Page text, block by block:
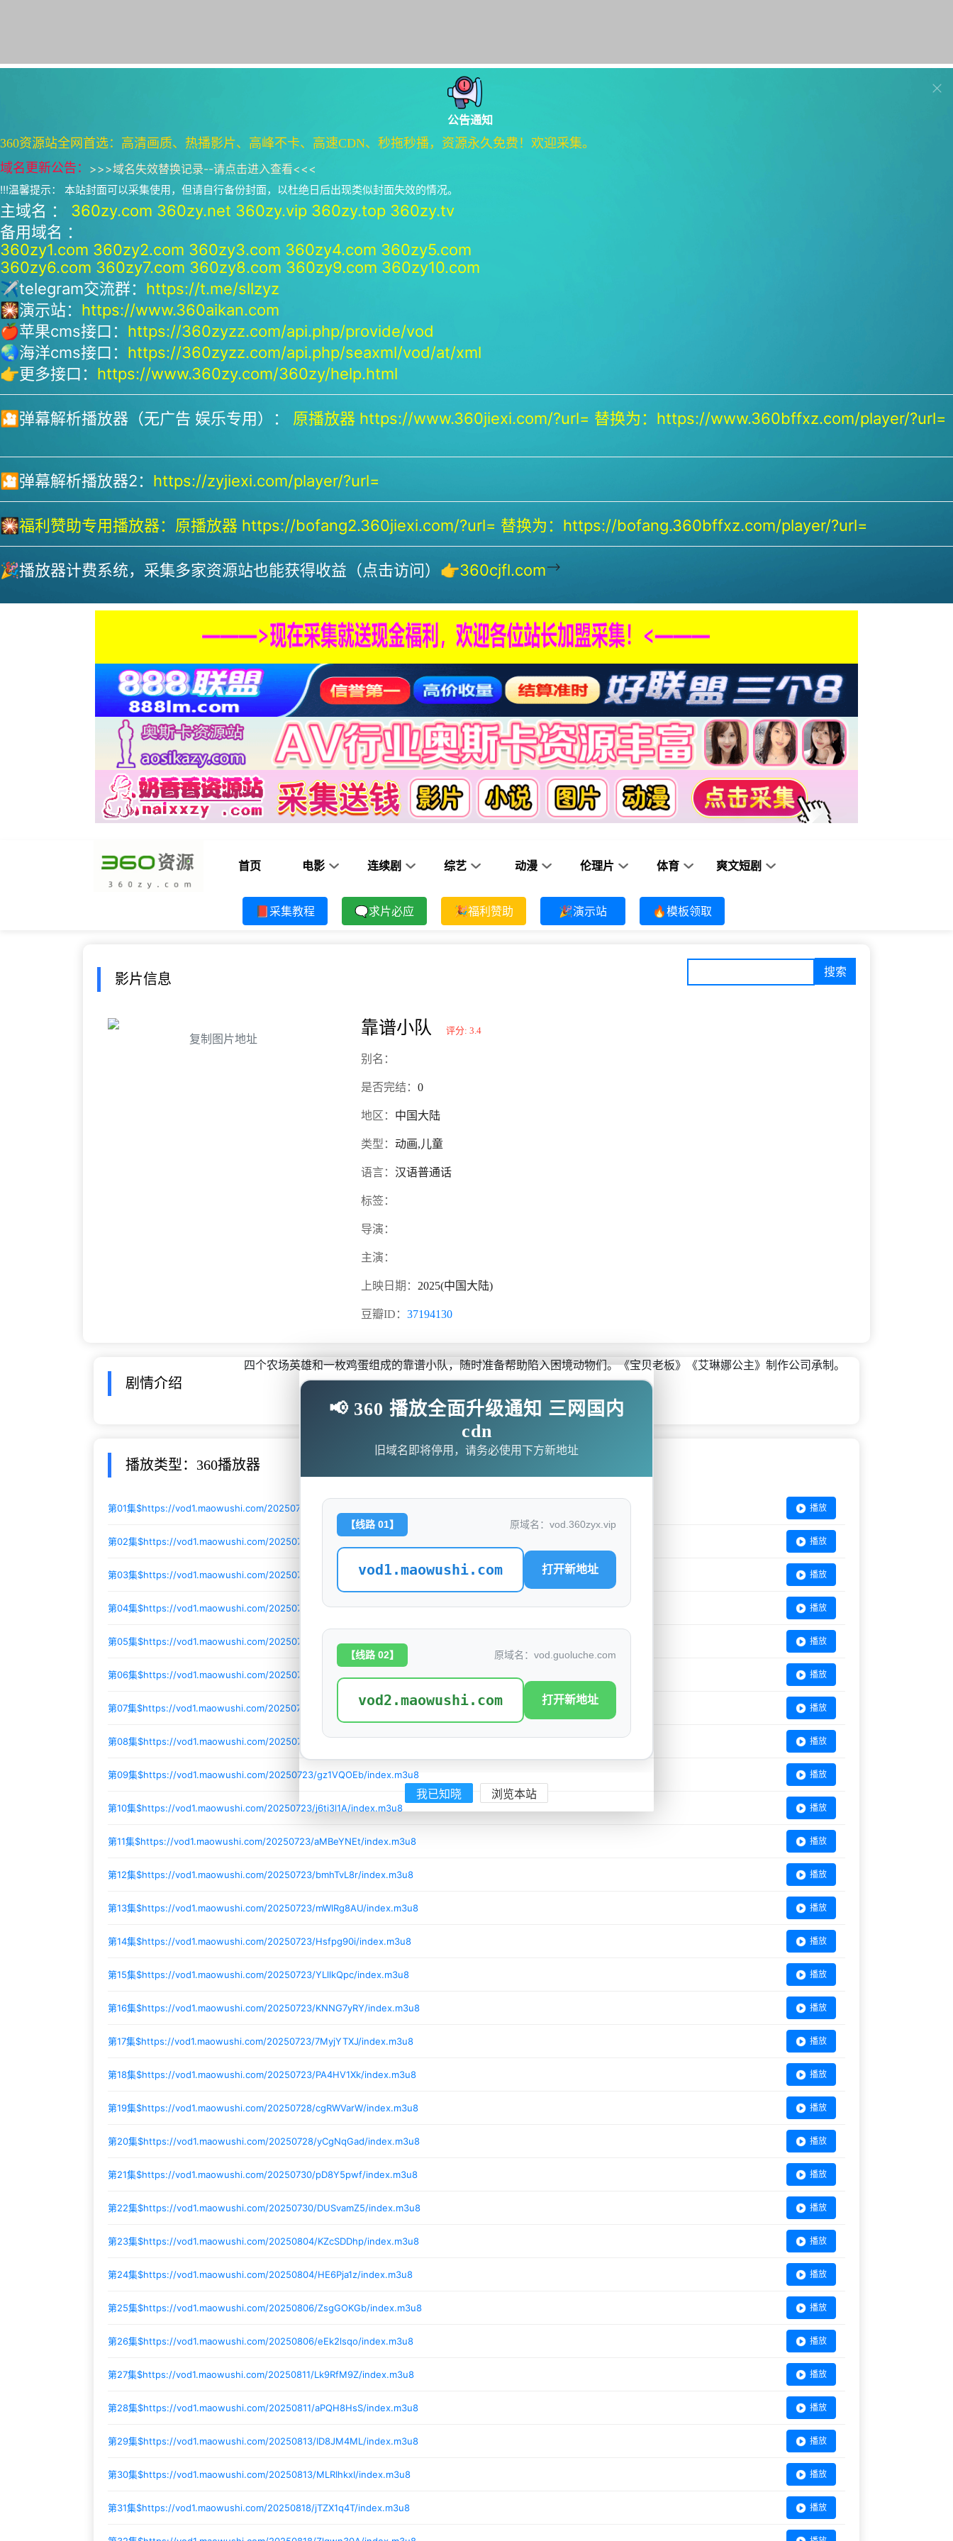
公告通知
360资源站全网首选：高清画质、热播影片、高峰不卡、高速CDN、秒拖秒播，资源永久免费！欢迎采集。
域名更新公告： >>>域名失效替换记录--请点击进入查看<<<
!!!温馨提示： 本站封面可以采集使用，但请自行备份封面，以杜绝日后出现类似封面失效的情况。
主域名 ： 360zy.com 360zy.net 360zy.vip 360zy.top 360zy.tv
备用域名 ：
360zy1.com 360zy2.com 360zy3.com 360zy4.com 360zy5.com
360zy6.com 360zy7.com 360zy8.com 360zy9.com 360zy10.com
✈telegram交流群： https://t.me/sllzyz
🎇演示站： https://www.360aikan.com
🍎苹果cms接口： https://360zyzz.com/api.php/provide/vod
🌏海洋cms接口： https://360zyzz.com/api.php/seaxml/vod/at/xml
👉更多接口： https://www.360zy.com/360zy/help.html
🎦弹幕解析播放器（无广告 娱乐专用）： 原播放器 https://www.360jiexi.com/?url= 替换为：https://www.360bffxz.com/player/?url=
🎦弹幕解析播放器2： https://zyjiexi.com/player/?url=
🎇福利赞助专用播放器： 原播放器 https://bofang2.360jiexi.com/?url= 替换为：https://bofang.360bffxz.com/player/?url=
🎉播放器计费系统，采集多家资源站也能获得收益（点击访问）👉360cjfl.com-->
首页 电影 连续剧 综艺 动漫 伦理片 体育 爽文短剧
📕采集教程 🗨求片必应 🎉福利赞助 🎉演示站 🔥模板领取
影片信息
复制图片地址
靠谱小队 评分: 3.4
别名：
是否完结： 0
地区： 中国大陆
类型： 动画,儿童
语言： 汉语普通话
标签：
导演：
主演：
上映日期： 2025(中国大陆)
豆瓣ID： 37194130
剧情介绍
四个农场英雄和一枚鸡蛋组成的靠谱小队，随时准备帮助陷入困境动物们。《宝贝老板》《艾琳娜公主》制作公司承制。
播放类型：360播放器
第01集$https://vod1.maowushi.com/20250723/v0Cx85NN/index.m3u8 播放
第02集$https://vod1.maowushi.com/20250723/XUWuscSy/index.m3u8 播放
第03集$https://vod1.maowushi.com/20250723/0TOb0DPj/index.m3u8 播放
第04集$https://vod1.maowushi.com/20250723/7Tg82hQH/index.m3u8 播放
第05集$https://vod1.maowushi.com/20250723/v599vPUF/index.m3u8 播放
第06集$https://vod1.maowushi.com/20250723/ozMxAdBi/index.m3u8 播放
第07集$https://vod1.maowushi.com/20250723/nm1bqphM/index.m3u8 播放
第08集$https://vod1.maowushi.com/20250723/3SjxjK8l/index.m3u8 播放
第09集$https://vod1.maowushi.com/20250723/gz1VQOEb/index.m3u8 播放
第10集$https://vod1.maowushi.com/20250723/j6ti3l1A/index.m3u8 播放
第11集$https://vod1.maowushi.com/20250723/aMBeYNEt/index.m3u8 播放
第12集$https://vod1.maowushi.com/20250723/bmhTvL8r/index.m3u8 播放
第13集$https://vod1.maowushi.com/20250723/mWlRg8AU/index.m3u8 播放
第14集$https://vod1.maowushi.com/20250723/Hsfpg90i/index.m3u8 播放
第15集$https://vod1.maowushi.com/20250723/YLllkQpc/index.m3u8 播放
第16集$https://vod1.maowushi.com/20250723/KNNG7yRY/index.m3u8 播放
第17集$https://vod1.maowushi.com/20250723/7MyjYTXJ/index.m3u8 播放
第18集$https://vod1.maowushi.com/20250723/PA4HV1Xk/index.m3u8 播放
第19集$https://vod1.maowushi.com/20250728/cgRWVarW/index.m3u8 播放
第20集$https://vod1.maowushi.com/20250728/yCgNqGad/index.m3u8 播放
第21集$https://vod1.maowushi.com/20250730/pD8Y5pwf/index.m3u8 播放
第22集$https://vod1.maowushi.com/20250730/DUSvamZ5/index.m3u8 播放
第23集$https://vod1.maowushi.com/20250804/KZcSDDhp/index.m3u8 播放
第24集$https://vod1.maowushi.com/20250804/HE6Pja1z/index.m3u8 播放
第25集$https://vod1.maowushi.com/20250806/ZsgGOKGb/index.m3u8 播放
第26集$https://vod1.maowushi.com/20250806/eEk2lsqo/index.m3u8 播放
第27集$https://vod1.maowushi.com/20250811/Lk9RfM9Z/index.m3u8 播放
第28集$https://vod1.maowushi.com/20250811/aPQH8HsS/index.m3u8 播放
第29集$https://vod1.maowushi.com/20250813/ID8JM4ML/index.m3u8 播放
第30集$https://vod1.maowushi.com/20250813/MLRIhkxI/index.m3u8 播放
第31集$https://vod1.maowushi.com/20250818/jTZX1q4T/index.m3u8 播放
📢 360 播放全面升级通知 三网国内
cdn
旧域名即将停用，请务必使用下方新地址
【线路 01】 原域名：vod.360zyx.vip
vod1.maowushi.com 打开新地址
【线路 02】 原域名：vod.guoluche.com
vod2.maowushi.com 打开新地址
我已知晓 浏览本站